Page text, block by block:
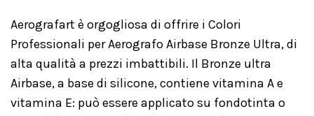
Aerografart è orgogliosa di offrire i Colori
Professionali per Aerografo Airbase Bronze Ultra, di
alta qualità a prezzi imbattibili. Il Bronze ultra
Airbase, a base di silicone, contiene vitamina A e
vitamina E: può essere applicato su fondotinta o